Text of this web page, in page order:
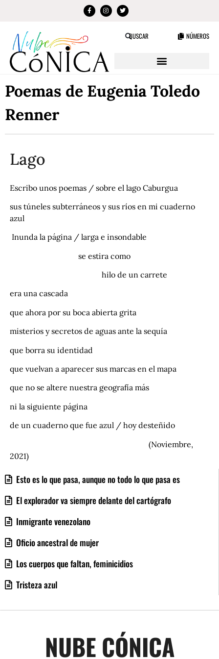
BUSCAR NÚMEROS
Poemas de Eugenia Toledo
Renner
Esto es lo que pasa, aunque no todo lo que pasa es
El explorador va siempre delante del cartógrafo
Inmigrante venezolano
Oficio ancestral de mujer
Los cuerpos que faltan, feminicidios
Tristeza azul
Lago
Escribo unos poemas / sobre el lago Caburgua
sus túneles subterráneos y sus ríos en mi cuaderno
azul
Inunda la página / larga e insondable
se estira como
hilo de un carrete
era una cascada
que ahora por su boca abierta grita
misterios y secretos de aguas ante la sequía
que borra su identidad
que vuelvan a aparecer sus marcas en el mapa
que no se altere nuestra geografía más
ni la siguiente página
de un cuaderno que fue azul / hoy desteñido
(Noviembre,
2021)
NUBE CÓNICA